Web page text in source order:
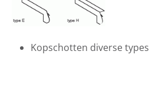
Kopschotten diverse types